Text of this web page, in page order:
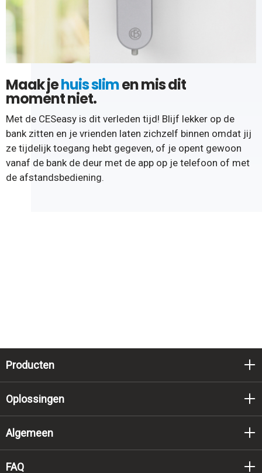
Maak jehuis slimen mis dit
moment niet.
Met de CESeasy is dit verleden tijd! Blijf lekker op de
bank zitten en je vrienden laten zichzelf binnen omdat jij
ze tijdelijk toegang hebt gegeven, of je opent gewoon
vanaf de bank de deur met de app op je telefoon of met
de afstandsbediening.
Producten
Oplossingen
Algemeen
FAQ